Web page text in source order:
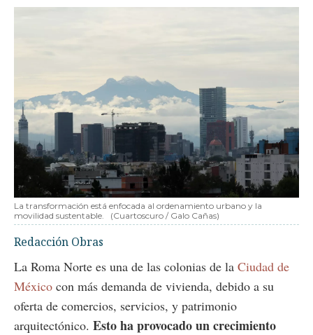
La transformación está enfocada al ordenamiento urbano y la
movilidad sustentable.
(Cuartoscuro / Galo Cañas)
Redacción Obras
La Roma Norte es una de las colonias de la Ciudad de
México con más demanda de vivienda, debido a su
oferta de comercios, servicios, y patrimonio
arquitectónico. Esto ha provocado un crecimiento